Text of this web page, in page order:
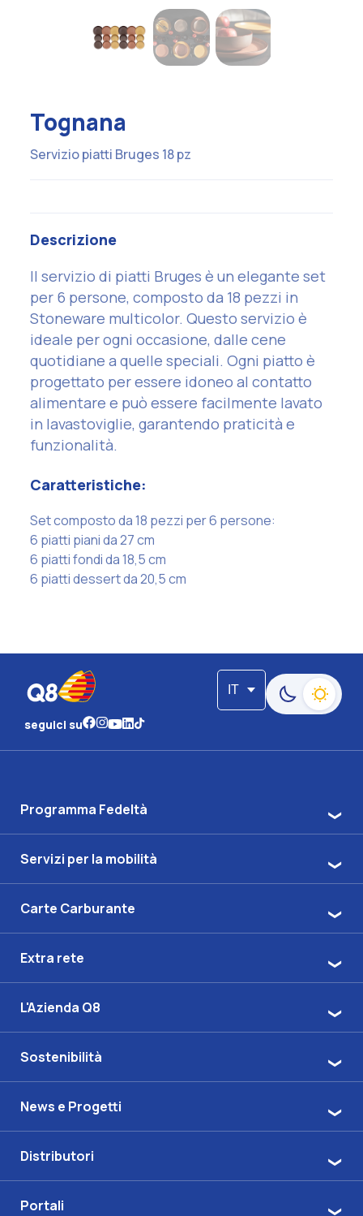
Tognana
Servizio piatti Bruges 18 pz
Descrizione
Il servizio di piatti Bruges è un elegante set
per 6 persone, composto da 18 pezzi in
Stoneware multicolor. Questo servizio è
ideale per ogni occasione, dalle cene
quotidiane a quelle speciali. Ogni piatto è
progettato per essere idoneo al contatto
alimentare e può essere facilmente lavato
in lavastoviglie, garantendo praticità e
funzionalità.
Caratteristiche:
Set composto da 18 pezzi per 6 persone:
6 piatti piani da 27 cm
6 piatti fondi da 18,5 cm
6 piatti dessert da 20,5 cm
IT
Passa alla
seguici su
Programma Fedeltà
Servizi per la mobilità
Carte Carburante
Extra rete
L'Azienda Q8
Sostenibilità
News e Progetti
Distributori
Portali